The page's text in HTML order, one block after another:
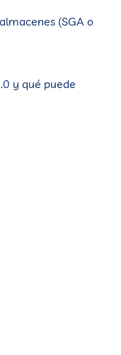
(SGA o
y qué puede